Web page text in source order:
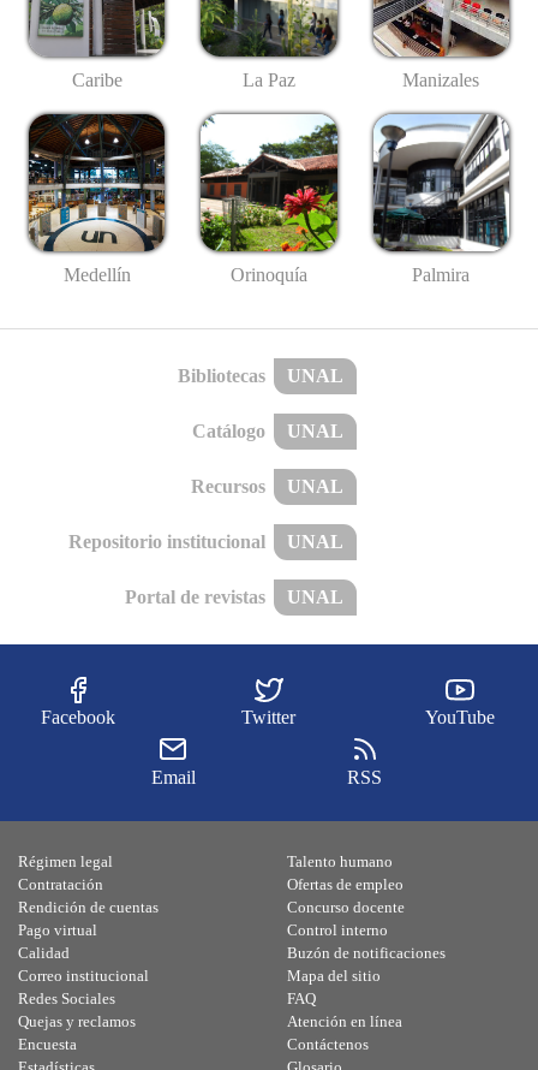
Caribe La Paz Manizales
Medellín Orinoquía Palmira
Bibliotecas UNAL
Catálogo UNAL
Recursos UNAL
Repositorio institucional UNAL
Portal de revistas UNAL
Facebook Twitter YouTube
Email RSS
Régimen legal
Contratación
Rendición de cuentas
Pago virtual
Calidad
Talento humano
Ofertas de empleo
Concurso docente
Control interno
Buzón de notificaciones
Correo institucional
Redes Sociales
Quejas y reclamos
Encuesta
Mapa del sitio
FAQ
Atención en línea
Contáctenos